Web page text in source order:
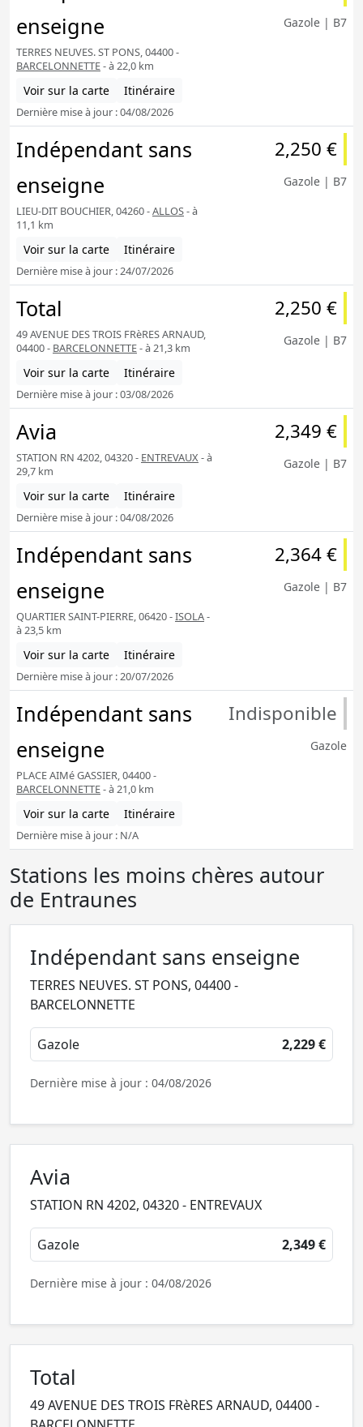
enseigne
TERRES NEUVES. ST PONS, 04400 -
BARCELONNETTE- à 22,0 km
Voir sur la carte Itinéraire
Dernière mise à jour : 04/08/2026
Gazole | B7
Indépendant sans
enseigne
LIEU-DIT BOUCHIER, 04260 -ALLOS- à
11,1 km
Voir sur la carte Itinéraire
Dernière mise à jour : 24/07/2026
2,250 €
Gazole | B7
Total
49 AVENUE DES TROIS FRèRES ARNAUD,
04400 - BARCELONNETTE- à 21,3 km
Voir sur la carte Itinéraire
Dernière mise à jour : 03/08/2026
2,250 €
Gazole | B7
Avia
STATION RN 4202, 04320 - ENTREVAUX- à
29,7 km
Voir sur la carte Itinéraire
Dernière mise à jour : 04/08/2026
2,349 €
Gazole | B7
Indépendant sans
enseigne
QUARTIER SAINT-PIERRE, 06420 -ISOLA-
à 23,5 km
Voir sur la carte Itinéraire
Dernière mise à jour : 20/07/2026
2,364 €
Gazole | B7
Indépendant sans
enseigne
PLACE AIMé GASSIER, 04400 -
BARCELONNETTE- à 21,0 km
Voir sur la carte Itinéraire
Dernière mise à jour : N/A
Indisponible
Gazole
Stations les moins chères autour
de Entraunes
Indépendant sans enseigne
TERRES NEUVES. ST PONS, 04400 -
BARCELONNETTE
Gazole 2,229 €
Dernière mise à jour : 04/08/2026
Avia
STATION RN 4202, 04320 - ENTREVAUX
Gazole 2,349 €
Dernière mise à jour : 04/08/2026
Total
49 AVENUE DES TROIS FRèRES ARNAUD, 04400 -